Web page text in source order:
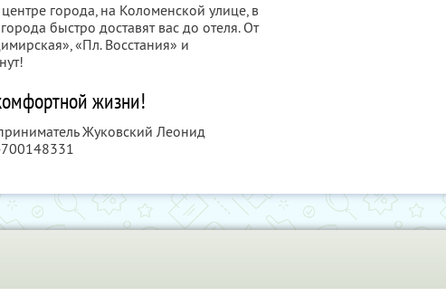
города, на Коломенской улице, в
быстро доставят вас до отеля. От
«Пл. Восстания» и
жизни!
Жуковский Леонид